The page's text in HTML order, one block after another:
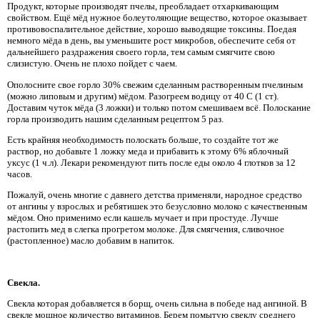
Продукт, которые производят пчелы, преобладает отхаркивающим
свойством. Ещё мёд нужное болеутоляющие вещество, которое оказывает
противовоспалительное действие, хорошо выводящие токсины. Поедая
немного мёда в день, вы уменьшите рост микробов, обеспечите себя от
дальнейшего раздражения своего горла, тем самым смягчите свою
слизистую. Очень не плохо пойдет с чаем.
Ополосните свое горло 30% свежим сделанным растворенным пчелиным
(можно липовым и другим) мёдом. Разогреем водицу от 40 С (1 ст).
Доставим чуток мёда (3 ложки) и только потом смешиваем всё. Полоскание
горла производить нашим сделанным рецептом 5 раз.
Есть крайняя необходимость полоскать больше, то создайте тот же
раствор, но добавьте 1 ложку меда и прибавить к этому 6% яблочный
уксус (1 ч.л). Лекари рекомендуют пить после еды около 4 глотков за 12
часов.
Пожалуй, очень многие с давнего детства применяли, народное средство
от ангины у взрослых и ребятишек это безусловно молоко с качественным
мёдом. Оно применимо если кашель мучает и при простуде. Лучше
растопить мед в слегка прогретом молоке. Для смягчения, сливочное
(растопленное) масло добавим в напиток.
Свекла.
Свекла которая добавляется в борщ, очень сильна в победе над ангиной. В
свекле мощное количество витаминов. Берем помытую свеклу среднего